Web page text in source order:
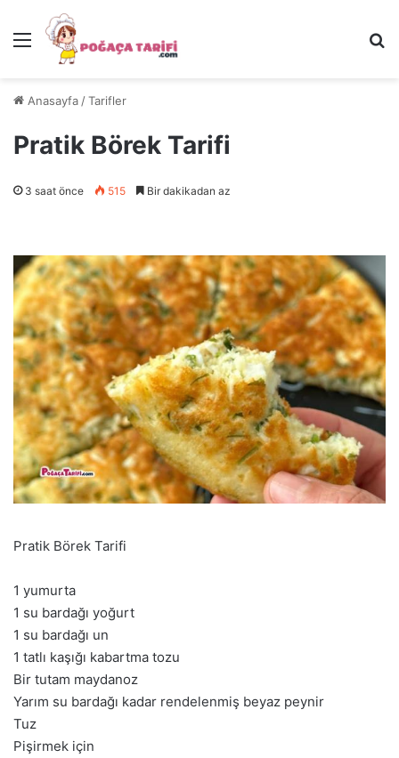
Menü
Anasayfa /Tarifler
Pratik Börek Tarifi
3 saat önce 515 Bir dakikadan az
Pratik Börek Tarifi
1 yumurta
1 su bardağı yoğurt
1 su bardağı un
1 tatlı kaşığı kabartma tozu
Bir tutam maydanoz
Yarım su bardağı kadar rendelenmiş beyaz peynir
Tuz
Pişirmek için